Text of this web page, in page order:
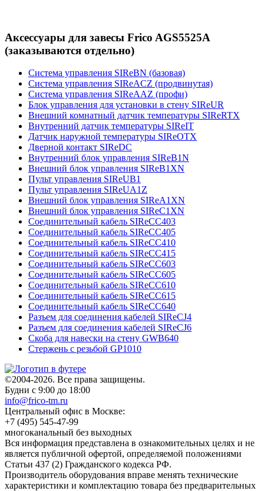
Аксессуары для завесы Frico AGS5525A
(заказываются отдельно)
Система управления SIReBN (базовая)
Система управления SIReACZ (продвинутая)
Система управления SIReAAZ (профи)
Блок управления для установки в стену SIReUR
Внешний комнатный датчик температуры SIReRTX
Внутренний датчик температуры SIReIT
Датчик наружной температуры SIReOTX
Дверной контакт SIReDC
Внутренний блок управления SIReB1N
Внешний блок управления SIReB1XN
Пульт управления SIReUB1
Пульт управления SIReUA1Z
Внешний блок управления SIReA1XN
Внешний блок управления SIReC1XN
Соединительный кабель SIReCC403
Соединительный кабель SIReCC405
Соединительный кабель SIReCC410
Соединительный кабель SIReCC415
Соединительный кабель SIReCC603
Соединительный кабель SIReCC605
Соединительный кабель SIReCC610
Соединительный кабель SIReCC615
Соединительный кабель SIReCC640
Разъем для соединения кабелей SIReCJ4
Разъем для соединения кабелей SIReCJ6
Скоба для навески на стену GWB640
Стержень с резьбой GP1010
©2004-2026. Все права защищены.
Будни с 9:00 до 18:00
info@frico-tm.ru
Центральный офис в Москве:
+7 (495) 545-47-99
многоканальный без выходных
Вся информация представлена в ознакомительных целях и не
является публичной офертой, определяемой положениями
Статьи 437 (2) Гражданского кодекса РФ.
Производитель оборудования вправе менять технические
характеристики и комплектацию товара без предварительных